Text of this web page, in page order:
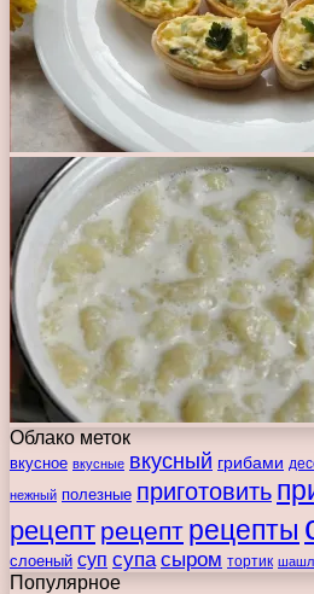
Облако меток
вкусное вкусные вкусный грибами
нежный полезные приготовить
рецепт рецепт рецепты
слоеный суп супа сыром тортик
Популярное